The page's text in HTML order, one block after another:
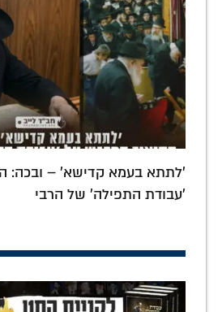
'לתתא בעמא קדישא' – ובכה:
'עבודת התפילה' של הרבי